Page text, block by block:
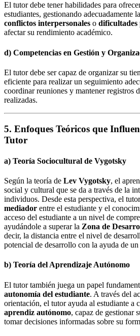
El tutor debe tener habilidades para
estudiantes, gestionando adecuadamente
conflictos interpersonales o dificultades
afectar su rendimiento académico.
d) Competencias en Gestión y
El tutor debe ser capaz de organizar su
eficiente para realizar un seguimiento
coordinar reuniones y mantener registros
realizadas.
5. Enfoques Teóricos que
Tutor
a) Teoría Sociocultural de Vygotsky
Según la teoría de Lev Vygotsky, el
social y cultural que se da a través de la
individuos. Desde esta perspectiva, el
mediador entre el estudiante y el
acceso del estudiante a un nivel de
ayudándole a superar la Zona de
decir, la distancia entre el nivel de
potencial de desarrollo con la ayuda de
b) Teoría del Aprendizaje Autónomo
El tutor también juega un papel
autonomía del estudiante. A través del
orientación, el tutor ayuda al estudiante a
aprendiz autónomo, capaz de gestionar
tomar decisiones informadas sobre su